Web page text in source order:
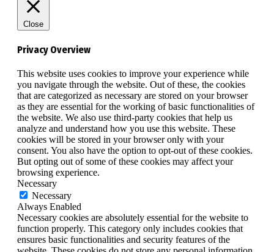
Close
Privacy Overview
This website uses cookies to improve your experience while
you navigate through the website. Out of these, the cookies
that are categorized as necessary are stored on your browser
as they are essential for the working of basic functionalities of
the website. We also use third-party cookies that help us
analyze and understand how you use this website. These
cookies will be stored in your browser only with your
consent. You also have the option to opt-out of these cookies.
But opting out of some of these cookies may affect your
browsing experience.
Necessary
Necessary
Always Enabled
Necessary cookies are absolutely essential for the website to
function properly. This category only includes cookies that
ensures basic functionalities and security features of the